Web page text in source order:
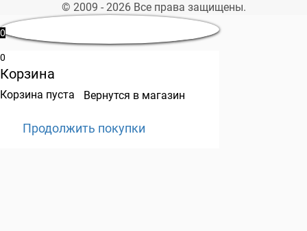
© 2009 - 2026 Все права защищены.
0
0
Корзина
Корзина пуста Вернутся в магазин
Продолжить покупки